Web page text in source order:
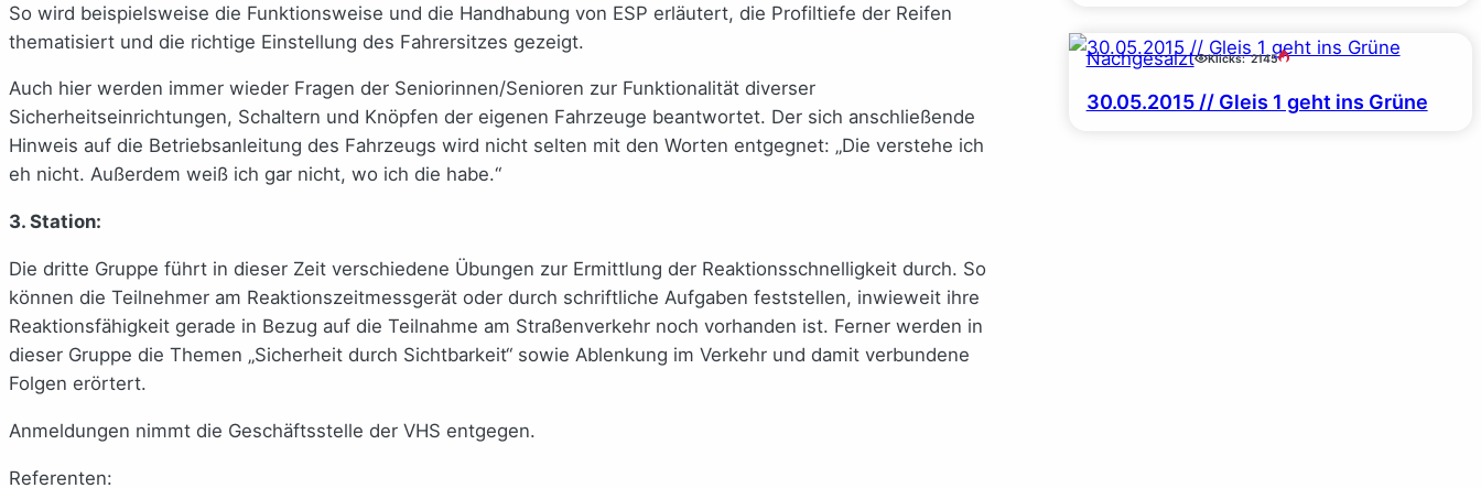
So wird beispielsweise die Funktionsweise und die Handhabung von ESP erläutert, die Profiltiefe der Reifen
thematisiert und die richtige Einstellung des Fahrersitzes gezeigt.
Auch hier werden immer wieder Fragen der Seniorinnen/Senioren zur Funktionalität diverser
Sicherheitseinrichtungen, Schaltern und Knöpfen der eigenen Fahrzeuge beantwortet. Der sich anschließende
Hinweis auf die Betriebsanleitung des Fahrzeugs wird nicht selten mit den Worten entgegnet: „Die verstehe ich
eh nicht. Außerdem weiß ich gar nicht, wo ich die habe.“
3. Station:
Die dritte Gruppe führt in dieser Zeit verschiedene Übungen zur Ermittlung der Reaktionsschnelligkeit durch. So
können die Teilnehmer am Reaktionszeitmessgerät oder durch schriftliche Aufgaben feststellen, inwieweit ihre
Reaktionsfähigkeit gerade in Bezug auf die Teilnahme am Straßenverkehr noch vorhanden ist. Ferner werden in
dieser Gruppe die Themen „Sicherheit durch Sichtbarkeit“ sowie Ablenkung im Verkehr und damit verbundene
Folgen erörtert.
Anmeldungen nimmt die Geschäftsstelle der VHS entgegen.
Referenten:
Nachgesalzt Klicks: 2145
30.05.2015 // Gleis 1 geht ins Grüne